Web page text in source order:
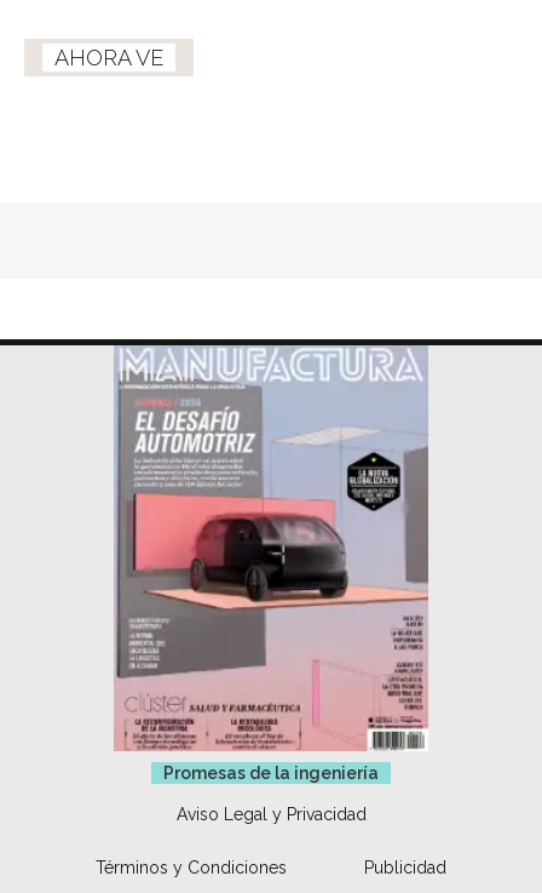
AHORA VE
Promesas de la ingeniería
Aviso Legal y Privacidad
Términos y Condiciones Publicidad